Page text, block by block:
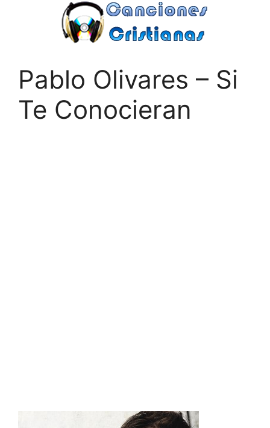
Pablo Olivares – Si
Te Conocieran